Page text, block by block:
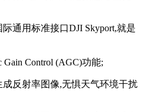
通用标准接口DJI Skyport,就是
Gain Control (AGC)功能;
成反射率图像,无惧天气环境干扰